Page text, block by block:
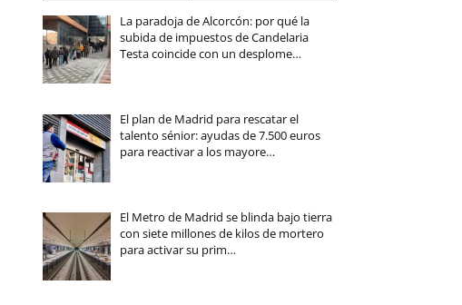
La paradoja de Alcorcón: por qué la
subida de impuestos de Candelaria
Testa coincide con un desplome…
El plan de Madrid para rescatar el
talento sénior: ayudas de 7.500 euros
para reactivar a los mayore…
El Metro de Madrid se blinda bajo tierra
con siete millones de kilos de mortero
para activar su prim…